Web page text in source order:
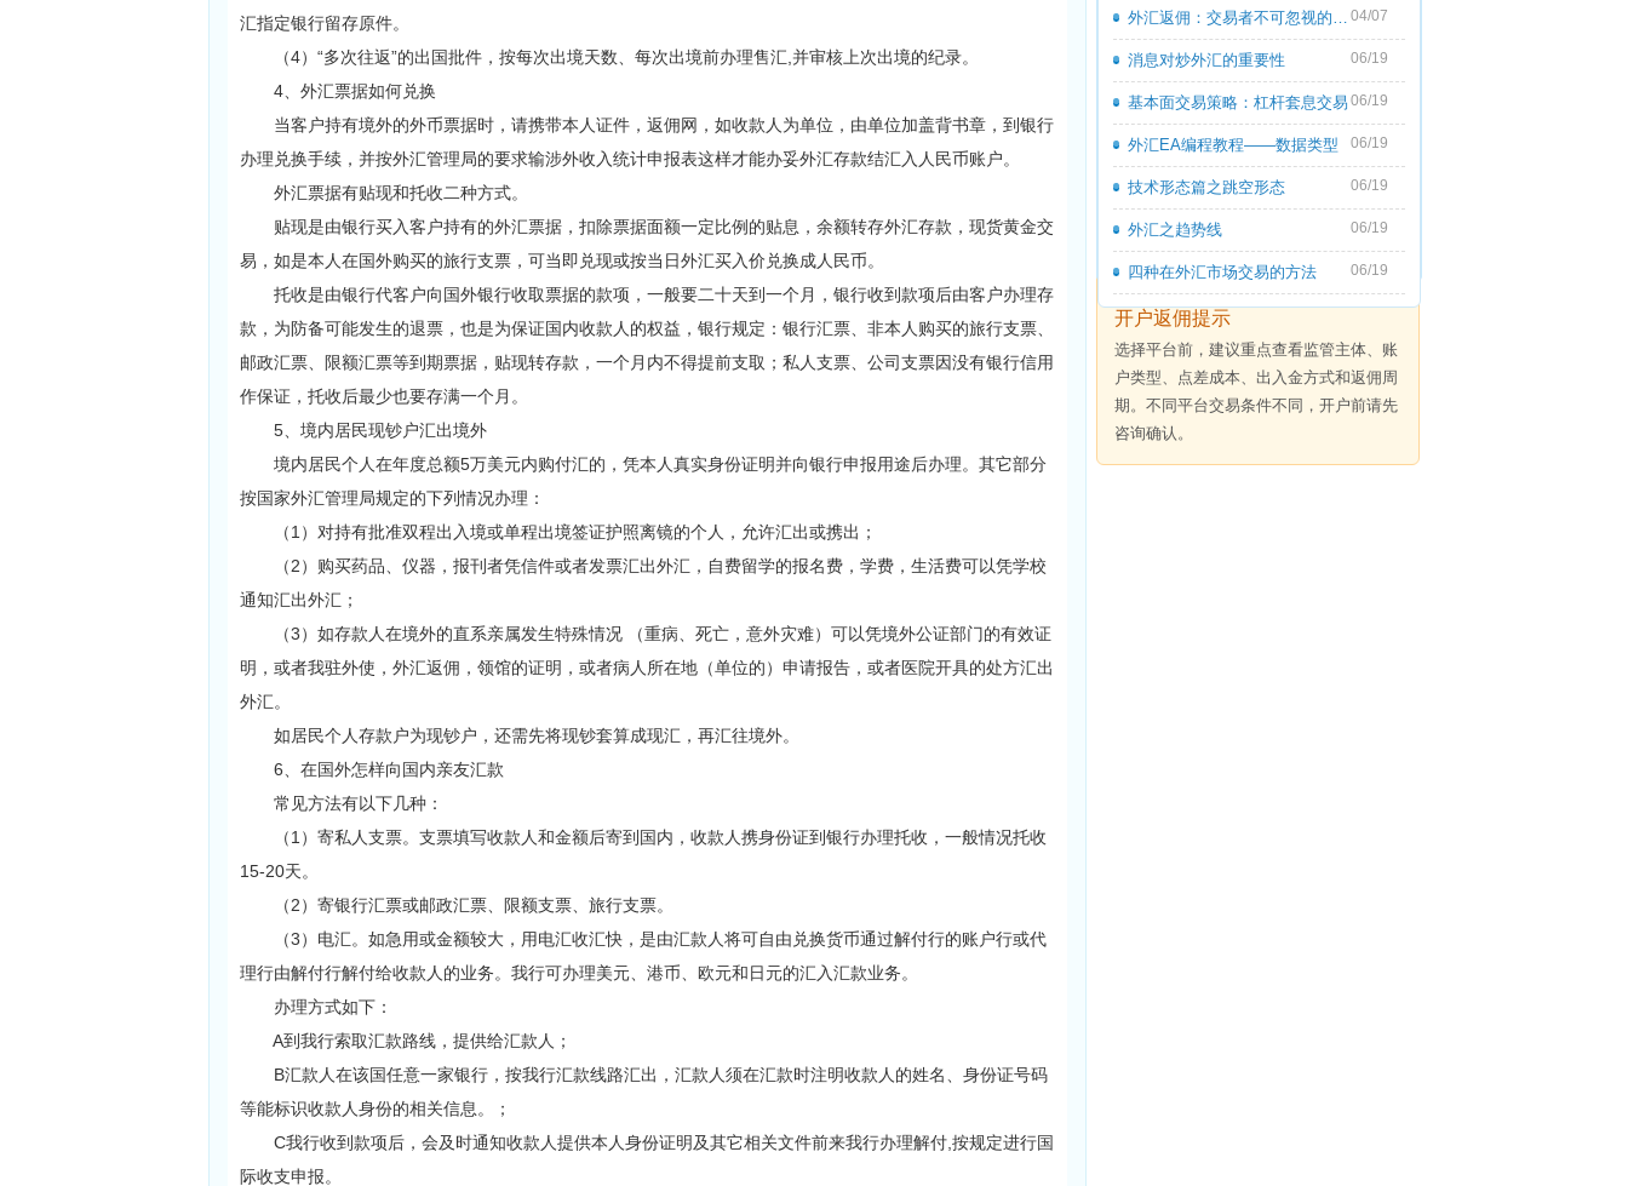
汇指定银行留存原件。
（4）“多次往返”的出国批件，按每次出境天数、每次出境前办理售汇,并审核上次出境的纪录。
4、外汇票据如何兑换
当客户持有境外的外币票据时，请携带本人证件，返佣网，如收款人为单位，由单位加盖背书章，到银行
办理兑换手续，并按外汇管理局的要求输涉外收入统计申报表这样才能办妥外汇存款结汇入人民币账户。
外汇票据有贴现和托收二种方式。
贴现是由银行买入客户持有的外汇票据，扣除票据面额一定比例的贴息，余额转存外汇存款，现货黄金交
易，如是本人在国外购买的旅行支票，可当即兑现或按当日外汇买入价兑换成人民币。
托收是由银行代客户向国外银行收取票据的款项，一般要二十天到一个月，银行收到款项后由客户办理存
款，为防备可能发生的退票，也是为保证国内收款人的权益，银行规定：银行汇票、非本人购买的旅行支票、
邮政汇票、限额汇票等到期票据，贴现转存款，一个月内不得提前支取；私人支票、公司支票因没有银行信用
作保证，托收后最少也要存满一个月。
5、境内居民现钞户汇出境外
境内居民个人在年度总额5万美元内购付汇的，凭本人真实身份证明并向银行申报用途后办理。其它部分
按国家外汇管理局规定的下列情况办理：
（1）对持有批准双程出入境或单程出境签证护照离镜的个人，允许汇出或携出；
（2）购买药品、仪器，报刊者凭信件或者发票汇出外汇，自费留学的报名费，学费，生活费可以凭学校
通知汇出外汇；
（3）如存款人在境外的直系亲属发生特殊情况 （重病、死亡，意外灾难）可以凭境外公证部门的有效证
明，或者我驻外使，外汇返佣，领馆的证明，或者病人所在地（单位的）申请报告，或者医院开具的处方汇出
外汇。
如居民个人存款户为现钞户，还需先将现钞套算成现汇，再汇往境外。
6、在国外怎样向国内亲友汇款
常见方法有以下几种：
（1）寄私人支票。支票填写收款人和金额后寄到国内，收款人携身份证到银行办理托收，一般情况托收
15-20天。
（2）寄银行汇票或邮政汇票、限额支票、旅行支票。
（3）电汇。如急用或金额较大，用电汇收汇快，是由汇款人将可自由兑换货币通过解付行的账户行或代
理行由解付行解付给收款人的业务。我行可办理美元、港币、欧元和日元的汇入汇款业务。
办理方式如下：
A到我行索取汇款路线，提供给汇款人；
B汇款人在该国任意一家银行，按我行汇款线路汇出，汇款人须在汇款时注明收款人的姓名、身份证号码
等能标识收款人身份的相关信息。；
C我行收到款项后，会及时通知收款人提供本人身份证明及其它相关文件前来我行办理解付,按规定进行国
际收支申报。
外汇返佣：交易者不可忽视的隐藏收益 04/07
消息对炒外汇的重要性 06/19
基本面交易策略：杠杆套息交易 06/19
外汇EA编程教程――数据类型 06/19
技术形态篇之跳空形态 06/19
外汇之趋势线 06/19
四种在外汇市场交易的方法 06/19
开户返佣提示
选择平台前，建议重点查看监管主体、账
户类型、点差成本、出入金方式和返佣周
期。不同平台交易条件不同，开户前请先
咨询确认。